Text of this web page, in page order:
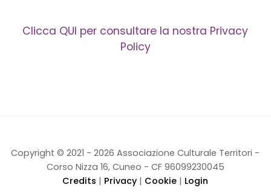
Clicca QUI per consultare la nostra Privacy
Policy
Copyright © 2021 - 2026 Associazione Culturale Territori -
Corso Nizza 16, Cuneo - CF 96099230045
Credits | Privacy | Cookie | Login